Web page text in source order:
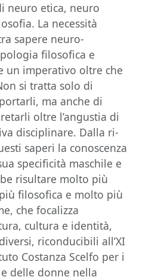
neuro etica, neuro
La necessità
sapere neuro-
filosofica e
un imperativo oltre che
si tratta solo di
ma anche di
oltre l’angustia di
disciplinare. Dalla ri-
saperi la conoscenza
specificità maschile e
risultare molto più
filosofica e molto più
che focalizza
cultura e identità,
riconducibili all’XI
Costanza Scelfo per i
delle donne nella